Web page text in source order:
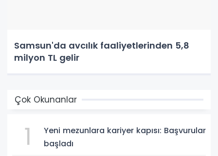
Samsun'da avcılık faaliyetlerinden 5,8
milyon TL gelir
Çok Okunanlar
1
Yeni mezunlara kariyer kapısı: Başvurular
başladı